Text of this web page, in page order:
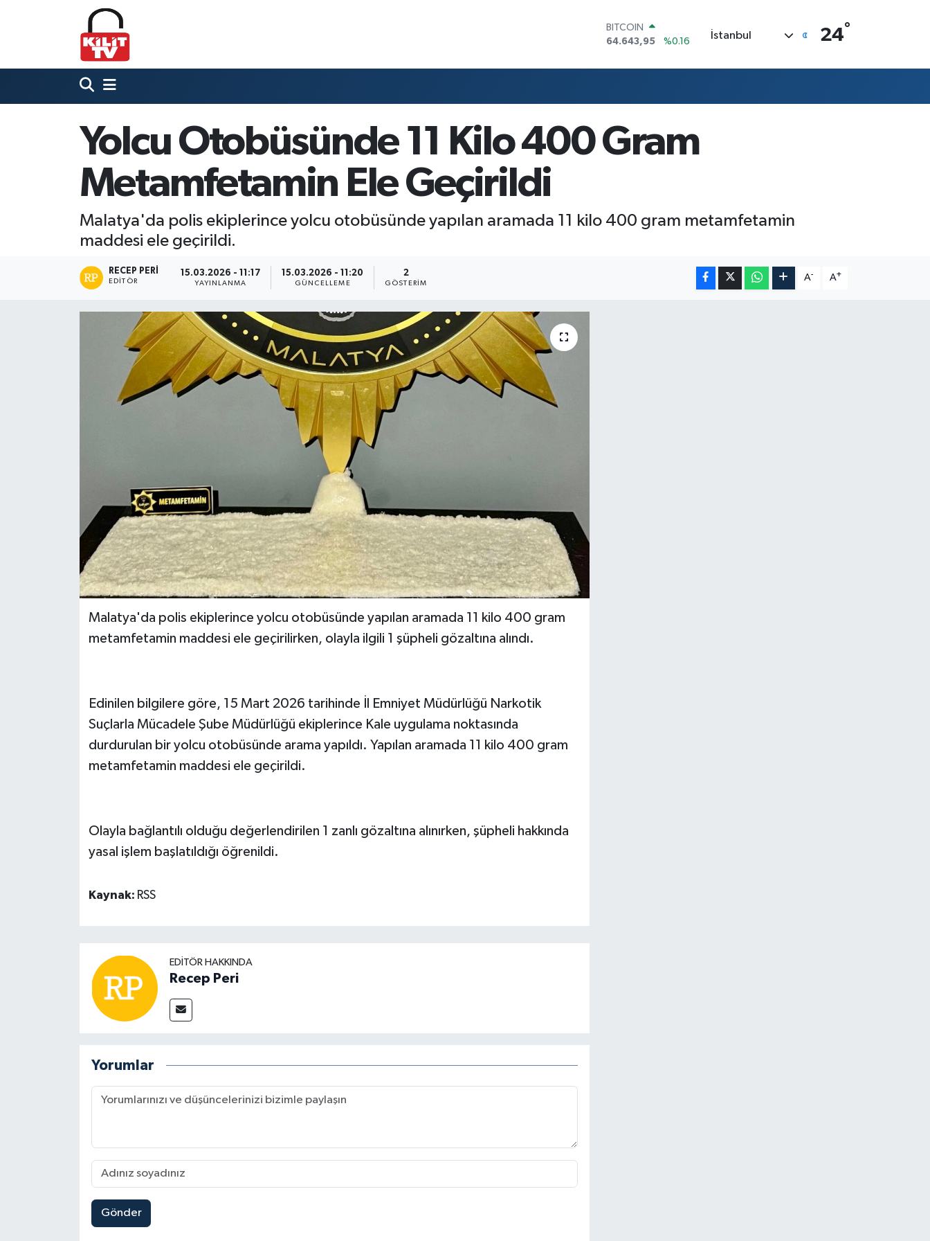
BITCOIN
64.643,95
%0.16
47,6704
%0
64,2143
GRAM ALTIN
6500.87
%0.12
İstanbul 24°
Yolcu Otobüsünde 11 Kilo 400 Gram
Metamfetamin Ele Geçirildi
Malatya'da polis ekiplerince yolcu otobüsünde yapılan aramada 11 kilo 400 gram metamfetamin
maddesi ele geçirildi.
RECEP PERI
EDITÖR
15.03.2026 - 11:17
YAYINLANMA
15.03.2026 - 11:20
GÜNCELLEME
2
GÖSTERIM
A- A+
Malatya'da polis ekiplerince yolcu otobüsünde yapılan aramada 11 kilo 400 gram
metamfetamin maddesi ele geçirilirken, olayla ilgili 1 şüpheli gözaltına alındı.
Edinilen bilgilere göre, 15 Mart 2026 tarihinde İl Emniyet Müdürlüğü Narkotik
Suçlarla Mücadele Şube Müdürlüğü ekiplerince Kale uygulama noktasında
durdurulan bir yolcu otobüsünde arama yapıldı. Yapılan aramada 11 kilo 400 gram
metamfetamin maddesi ele geçirildi.
Olayla bağlantılı olduğu değerlendirilen 1 zanlı gözaltına alınırken, şüpheli hakkında
yasal işlem başlatıldığı öğrenildi.
Kaynak: RSS
EDITÖR HAKKINDA
Recep Peri
Yorumlar
Gönder
Hava Durumu
Trafik Durumu
Süper Lig Puan Durumu ve Fikstür
Tüm Manşetler
Son Dakika Haberleri
Haber Arşivi